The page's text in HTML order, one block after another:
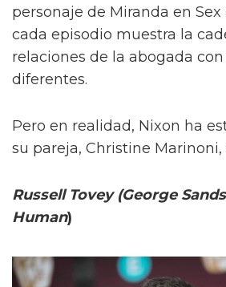
personaje de Miranda en Sex
cada episodio muestra la
relaciones de la abogada
diferentes.
Pero en realidad, Nixon ha
su pareja, Christine Marinoni,
Russell Tovey (George
Human)